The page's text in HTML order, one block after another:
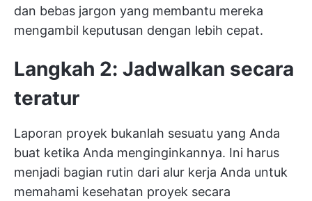
dan bebas jargon yang membantu mereka
mengambil keputusan dengan lebih cepat.
Langkah 2: Jadwalkan secara
teratur
Laporan proyek bukanlah sesuatu yang Anda
buat ketika Anda menginginkannya. Ini harus
menjadi bagian rutin dari alur kerja Anda untuk
memahami kesehatan proyek secara